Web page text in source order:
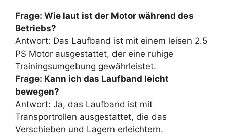
Frage: Wie laut ist der Motor während des
Betriebs?
Antwort: Das Laufband ist mit einem leisen 2.5
PS Motor ausgestattet, der eine ruhige
Trainingsumgebung gewährleistet.
Frage: Kann ich das Laufband leicht
bewegen?
Antwort: Ja, das Laufband ist mit
Transportrollen ausgestattet, die das
Verschieben und Lagern erleichtern.